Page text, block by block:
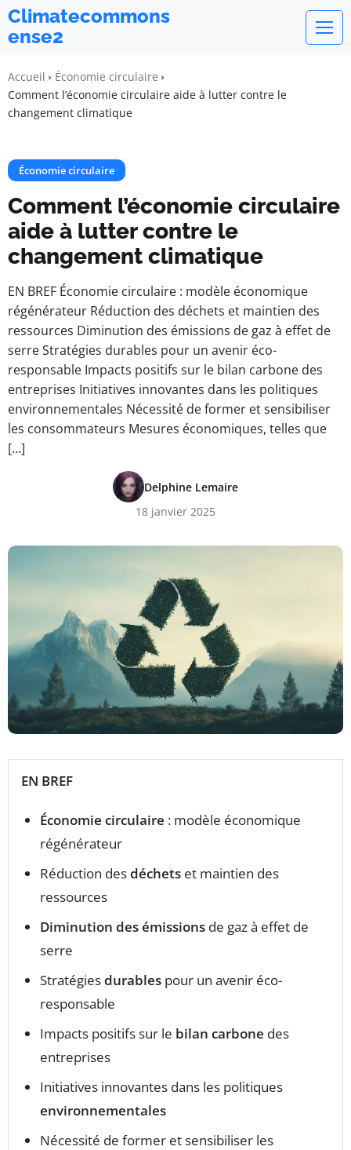
Climatecommons
ense2
Accueil
Économie circulaire
Comment l’économie circulaire aide à lutter contre le
changement climatique
Économie circulaire
Comment l’économie circulaire
aide à lutter contre le
changement climatique
EN BREF Économie circulaire : modèle économique
régénérateur Réduction des déchets et maintien des
ressources Diminution des émissions de gaz à effet de
serre Stratégies durables pour un avenir éco-
responsable Impacts positifs sur le bilan carbone des
entreprises Initiatives innovantes dans les politiques
environnementales Nécessité de former et sensibiliser
les consommateurs Mesures économiques, telles que
[…]
Delphine Lemaire
18 janvier 2025
EN BREF
Économie circulaire : modèle économique
régénérateur
Réduction desdéchets et maintien des
ressources
Diminution des émissions de gaz à effet de
serre
Stratégiesdurables pour un avenir éco-
responsable
Impacts positifs sur le bilan carbone des
entreprises
Initiatives innovantes dans les politiques
environnementales
Nécessité de former et sensibiliser les